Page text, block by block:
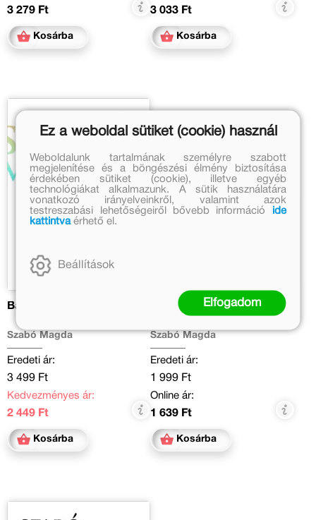
3 279 Ft
Kosárba
3 033 Ft
Kosárba
Bárány Boldizsár
Szabó Magda
Eredeti ár:
3 499 Ft
Kedvezményes ár:
2 449 Ft
Kosárba
Marikáék háza
Szabó Magda
Eredeti ár:
1 999 Ft
Online ár:
1 639 Ft
Kosárba
Ez a weboldal sütiket (cookie) használ
Weboldalunk tartalmának személyre szabott
megjelenítése és a böngészési élmény biztosítása
érdekében sütiket (cookie), illetve egyéb
technológiákat alkalmazunk. A sütik használatára
vonatkozó irányelveinkről, valamint azok
testreszabási lehetőségeiről bővebb információ
ide
kattintvaérhető el.
Beállítások
Elfogadom